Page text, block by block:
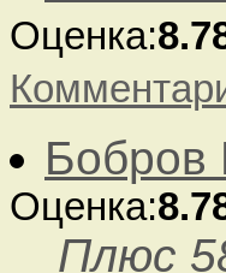
Оценка:
Бобров
Оценка:
Плюс